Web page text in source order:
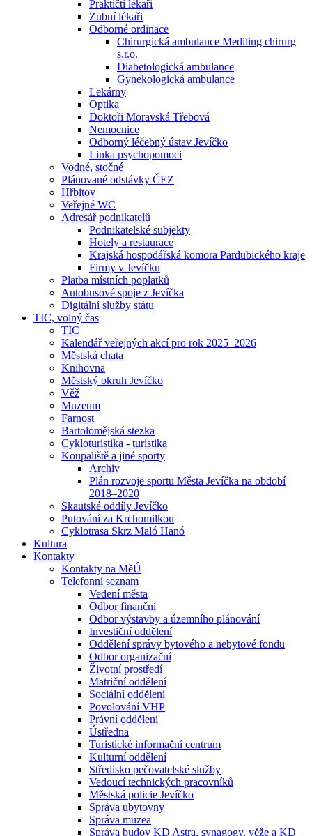
Praktičtí lékaři
Zubní lékaři
Odborné ordinace
Chirurgická ambulance Mediling chirurg
s.r.o.
Diabetologická ambulance
Gynekologická ambulance
Lekárny
Optika
Doktoři Moravská Třebová
Nemocnice
Odborný léčebný ústav Jevíčko
Linka psychopomoci
Vodné, stočné
Plánované odstávky ČEZ
Hřbitov
Veřejné WC
Adresář podnikatelů
Podnikatelské subjekty
Hotely a restaurace
Krajská hospodářská komora Pardubického kraje
Firmy v Jevíčku
Platba místních poplatků
Autobusové spoje z Jevíčka
Digitální služby státu
TIC, volný čas
TIC
Kalendář veřejných akcí pro rok 2025–2026
Městská chata
Knihovna
Městský okruh Jevíčko
Věž
Muzeum
Farnost
Bartolomějská stezka
Cykloturistika - turistika
Koupaliště a jiné sporty
Archiv
Plán rozvoje sportu Města Jevíčka na období
2018–2020
Skautské oddíly Jevíčko
Putování za Krchomilkou
Cyklotrasa Skrz Maló Hanó
Kultura
Kontakty
Kontakty na MěÚ
Telefonní seznam
Vedení města
Odbor finanční
Odbor výstavby a územního plánování
Investiční oddělení
Oddělení správy bytového a nebytové fondu
Odbor organizační
Životní prostředí
Matriční oddělení
Sociální oddělení
Povolování VHP
Právní oddělení
Ústředna
Turistické informační centrum
Kulturní oddělení
Středisko pečovatelské služby
Vedoucí technických pracovníků
Městská policie Jevíčko
Správa ubytovny
Správa muzea
Správa budov KD Astra, synagogy, věže a KD